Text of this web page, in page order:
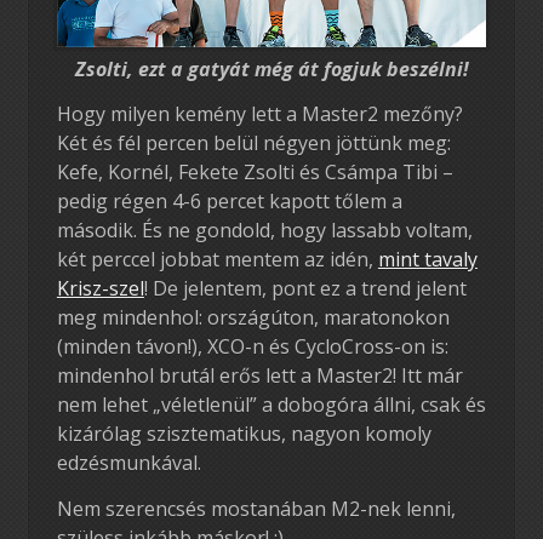
Zsolti, ezt a gatyát még át fogjuk beszélni!
Hogy milyen kemény lett a Master2 mezőny?
Két és fél percen belül négyen jöttünk meg:
Kefe, Kornél, Fekete Zsolti és Csámpa Tibi –
pedig régen 4-6 percet kapott tőlem a
második. És ne gondold, hogy lassabb voltam,
két perccel jobbat mentem az idén, mint tavaly
Krisz-szel! De jelentem, pont ez a trend jelent
meg mindenhol: országúton, maratonokon
(minden távon!), XCO-n és CycloCross-on is:
mindenhol brutál erős lett a Master2! Itt már
nem lehet „véletlenül” a dobogóra állni, csak és
kizárólag szisztematikus, nagyon komoly
edzésmunkával.
Nem szerencsés mostanában M2-nek lenni,